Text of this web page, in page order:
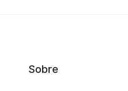
Sobre